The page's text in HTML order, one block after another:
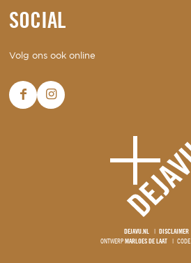
SOCIAL
Volg ons ook online
DEJAVU.NL
DISCLAIMER
ONTWERP MARLOES DE LAAT CODE